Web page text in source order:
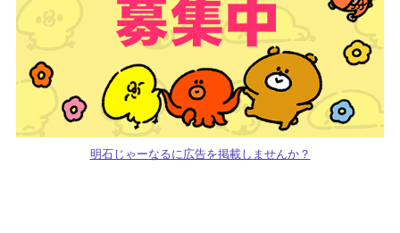
明石じゃーなるに広告を掲載しませんか？